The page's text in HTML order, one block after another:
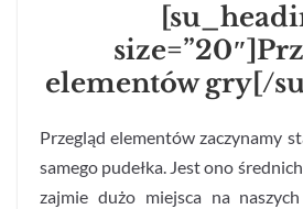
elementów gry[/
Przegląd elementów zaczynamy
samego pudełka. Jest ono
zajmie dużo miejsca na